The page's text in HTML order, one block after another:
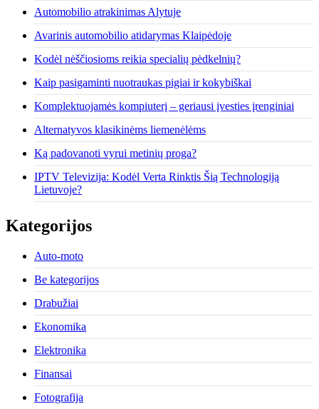
Automobilio atrakinimas Alytuje
Avarinis automobilio atidarymas Klaipėdoje
Kodėl nėščiosioms reikia specialių pėdkelnių?
Kaip pasigaminti nuotraukas pigiai ir kokybiškai
Komplektuojamės kompiuterį – geriausi įvesties įrenginiai
Alternatyvos klasikinėms liemenėlėms
Ką padovanoti vyrui metinių proga?
IPTV Televizija: Kodėl Verta Rinktis Šią Technologiją
Lietuvoje?
Kategorijos
Auto-moto
Be kategorijos
Drabužiai
Ekonomika
Elektronika
Finansai
Fotografija